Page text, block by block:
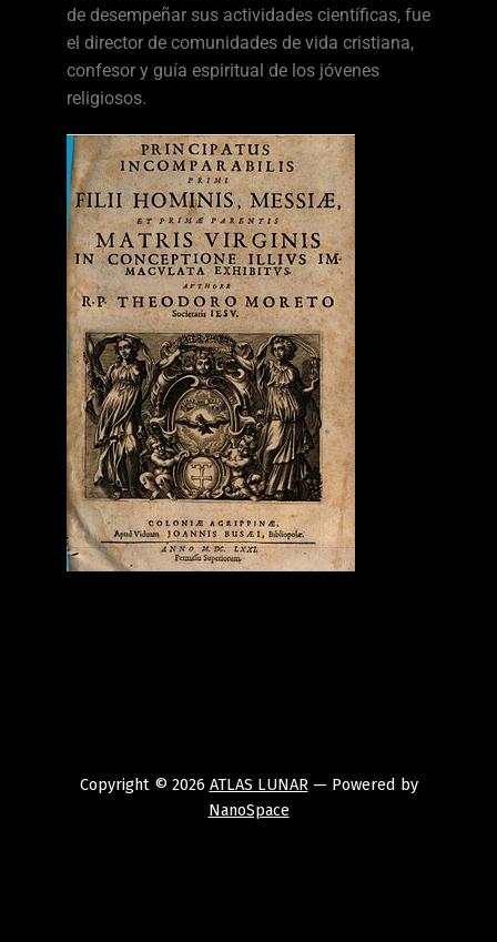
de desempeñar sus actividades científicas, fue
el director de comunidades de vida cristiana,
confesor y guía espiritual de los jóvenes
religiosos.
Copyright © 2026 ATLAS LUNAR— Powered by
NanoSpace